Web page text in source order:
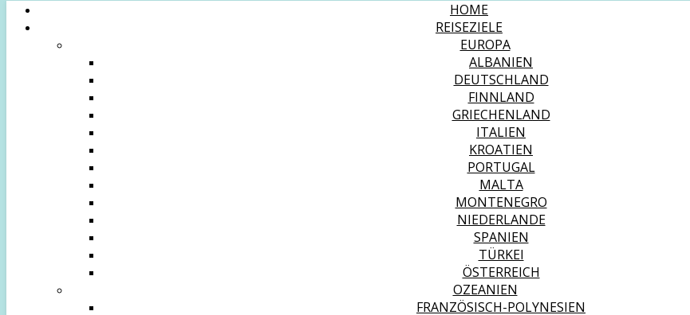
HOME
REISEZIELE
EUROPA
ALBANIEN
DEUTSCHLAND
FINNLAND
GRIECHENLAND
ITALIEN
KROATIEN
PORTUGAL
MALTA
MONTENEGRO
NIEDERLANDE
SPANIEN
TÜRKEI
ÖSTERREICH
OZEANIEN
FRANZÖSISCH-POLYNESIEN